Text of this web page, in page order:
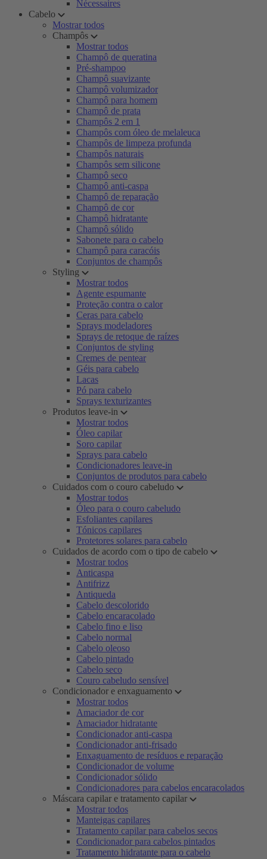
Nécessaires
Cabelo
Mostrar todos
Champôs
Mostrar todos
Champô de queratina
Pré-shampoo
Champô suavizante
Champô volumizador
Champô para homem
Champô de prata
Champôs 2 em 1
Champôs com óleo de melaleuca
Champôs de limpeza profunda
Champôs naturais
Champôs sem silicone
Champô seco
Champô anti-caspa
Champô de reparação
Champô de cor
Champô hidratante
Champô sólido
Sabonete para o cabelo
Champô para caracóis
Conjuntos de champôs
Styling
Mostrar todos
Agente espumante
Proteção contra o calor
Ceras para cabelo
Sprays modeladores
Sprays de retoque de raízes
Conjuntos de styling
Cremes de pentear
Géis para cabelo
Lacas
Pó para cabelo
Sprays texturizantes
Produtos leave-in
Mostrar todos
Óleo capilar
Soro capilar
Sprays para cabelo
Condicionadores leave-in
Conjuntos de produtos para cabelo
Cuidados com o couro cabeludo
Mostrar todos
Óleo para o couro cabeludo
Esfoliantes capilares
Tónicos capilares
Protetores solares para cabelo
Cuidados de acordo com o tipo de cabelo
Mostrar todos
Anticaspa
Antifrizz
Antiqueda
Cabelo descolorido
Cabelo encaracolado
Cabelo fino e liso
Cabelo normal
Cabelo oleoso
Cabelo pintado
Cabelo seco
Couro cabeludo sensível
Condicionador e enxaguamento
Mostrar todos
Amaciador de cor
Amaciador hidratante
Condicionador anti-caspa
Condicionador anti-frisado
Enxaguamento de resíduos e reparação
Condicionador de volume
Condicionador sólido
Condicionadores para cabelos encaracolados
Máscara capilar e tratamento capilar
Mostrar todos
Manteigas capilares
Tratamento capilar para cabelos secos
Condicionador para cabelos pintados
Tratamento hidratante para o cabelo